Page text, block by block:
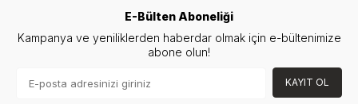
E-Bülten Aboneliği
Kampanya ve yeniliklerden haberdar olmak için e-bültenimize
abone olun!
KAYIT OL